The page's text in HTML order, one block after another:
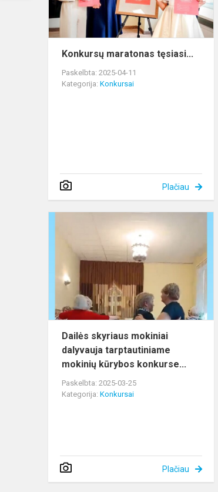
Konkursų maratonas tęsiasi...
Paskelbta: 2025-04-11
Kategorija: Konkursai
Plačiau
Dailės skyriaus mokiniai
dalyvauja tarptautiniame
mokinių kūrybos konkurse...
Paskelbta: 2025-03-25
Kategorija: Konkursai
Plačiau